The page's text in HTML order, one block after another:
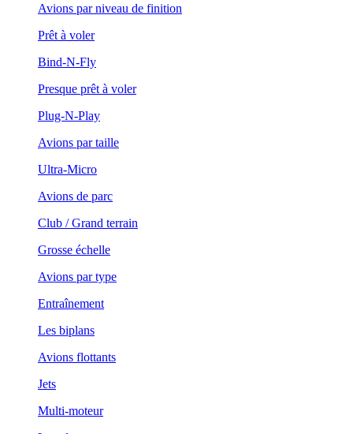
Avions par niveau de finition
Prêt à voler
Bind-N-Fly
Presque prêt à voler
Plug-N-Play
Avions par taille
Ultra-Micro
Avions de parc
Club / Grand terrain
Grosse échelle
Avions par type
Entraînement
Les biplans
Avions flottants
Jets
Multi-moteur